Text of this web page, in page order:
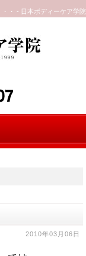
・ - 日本ボディーケア学院
2010年03月06日